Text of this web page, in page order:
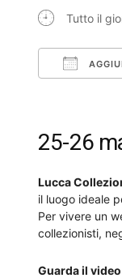
Tutto il
25-26
Lucca
il luogo ideale
Per vivere un
collezionisti,
Guarda il